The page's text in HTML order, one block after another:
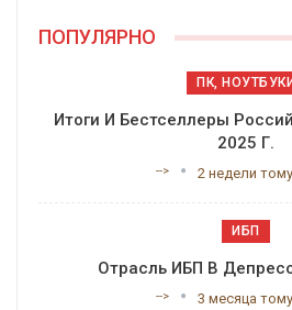
ПОПУЛЯРНО
ПК, НОУТБУКИ
Итоги И Бестселлеры
2025 Г.
--> 2 недели
ИБП
Отрасль ИБП В
--> 3 месяца